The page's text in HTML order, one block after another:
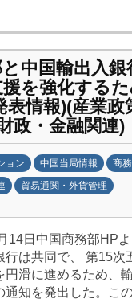
と中国輸出入
を強化するた
表情報)(産業政
政・金融関連)
ョン 中国当局情報 商
貿易通関・外貨管理
14日中国商務部HP
行は共同で、 第15次
円滑に進めるため、
通知を発出した。こ